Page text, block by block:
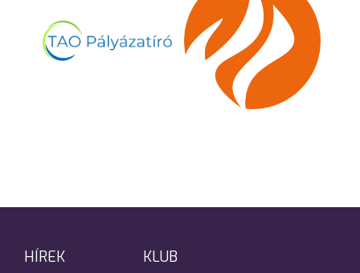
HÍREK KLUB